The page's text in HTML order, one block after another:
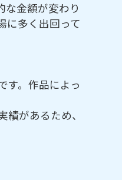
な金額が変わり
に多く出回って
す。作品によっ
があるため、